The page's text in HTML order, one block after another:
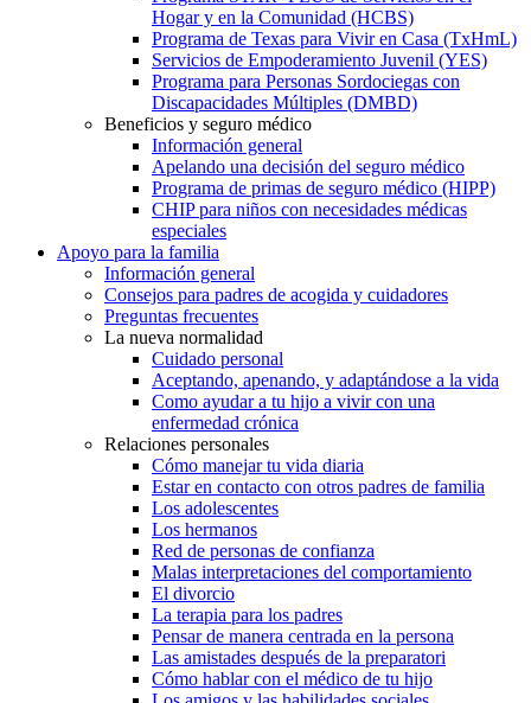
Hogar y en la Comunidad (HCBS)
Programa de Texas para Vivir en Casa (TxHmL)
Servicios de Empoderamiento Juvenil (YES)
Programa para Personas Sordociegas con
Discapacidades Múltiples (DMBD)
Beneficios y seguro médico
Información general
Apelando una decisión del seguro médico
Programa de primas de seguro médico (HIPP)
CHIP para niños con necesidades médicas
especiales
Apoyo para la familia
Información general
Consejos para padres de acogida y cuidadores
Preguntas frecuentes
La nueva normalidad
Cuidado personal
Aceptando, apenando, y adaptándose a la vida
Como ayudar a tu hijo a vivir con una
enfermedad crónica
Relaciones personales
Cómo manejar tu vida diaria
Estar en contacto con otros padres de familia
Los adolescentes
Los hermanos
Red de personas de confianza
Malas interpretaciones del comportamiento
El divorcio
La terapia para los padres
Pensar de manera centrada en la persona
Las amistades después de la preparatori
Cómo hablar con el médico de tu hijo